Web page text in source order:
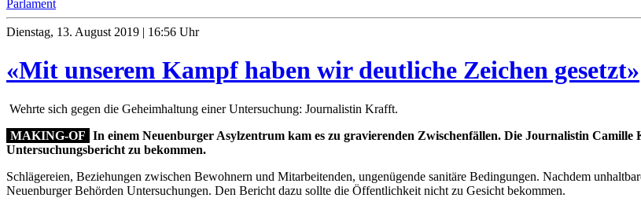
Parlament
Dienstag, 13. August 2019 | 16:56 Uhr
«Mit unserem Kampf haben wir deutliche Zeichen gesetzt»
Wehrte sich gegen die Geheimhaltung einer Untersuchung: Journalistin Krafft.
MAKING-OF In einem Neuenburger Asylzentrum kam es zu gravierenden Zwischenfällen. Die Journalistin
Untersuchungsbericht zu bekommen.
Schlägereien, Beziehungen zwischen Bewohnern und Mitarbeitenden, ungenügende sanitäre Bedingungen. Nachdem
Neuenburger Behörden Untersuchungen. Den Bericht dazu sollte die Öffentlichkeit nicht zu Gesicht bekommen.